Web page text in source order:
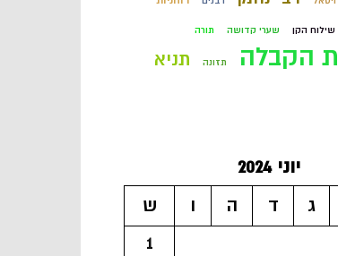
שילוח הקן שערי קדושה תורה
הקבלה תזונה תניא
יוני 2024
ג ד ה ו
ש
1